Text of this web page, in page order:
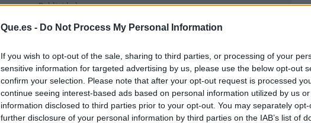
Que.es - Do Not Process My Personal Information
If you wish to opt-out of the sale, sharing to third parties, or processing of your
sensitive information for targeted advertising by us, please use the below opt-out
confirm your selection. Please note that after your opt-out request is processed
continue seeing interest-based ads based on personal information utilized by us
information disclosed to third parties prior to your opt-out. You may separately
further disclosure of your personal information by third parties on the IAB’s list of
Publicidad